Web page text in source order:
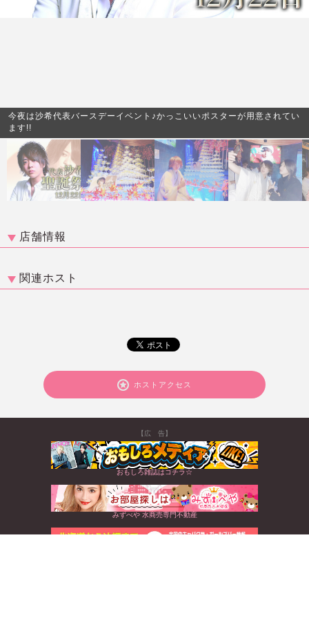
今夜は沙希代表バースデーイベント♪かっこいいポスターが用意されてい
ます!!
店舗情報
関連ホスト
ホストアクセス
【広 告】
おもしろ雑誌はコチラ☆
みずべや 水商売専門不動産